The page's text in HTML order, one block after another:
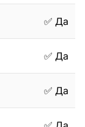
✅ Да
✅ Да
✅ Да